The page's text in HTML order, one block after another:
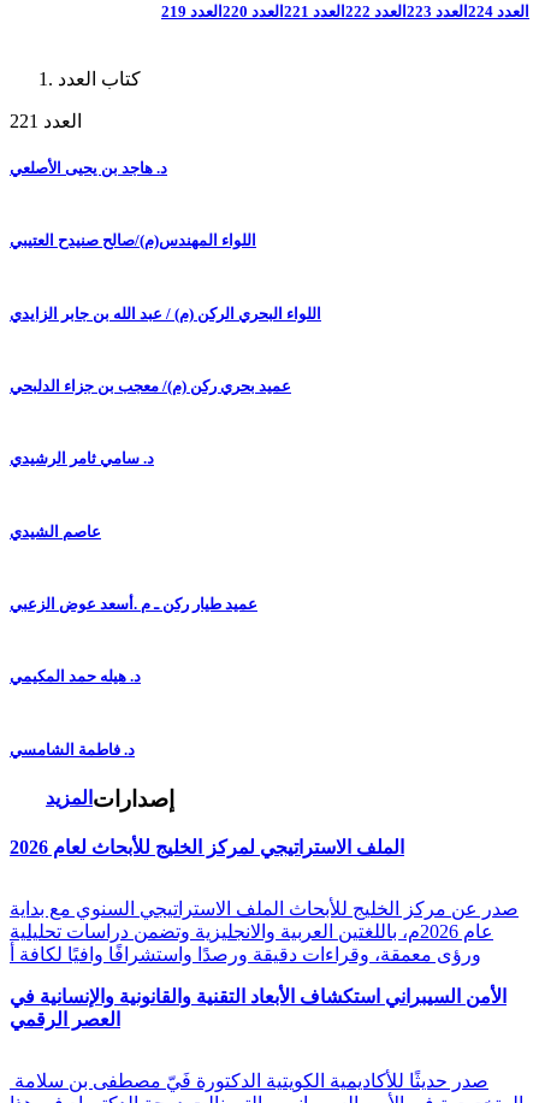
العدد 224 العدد 223 العدد 222 العدد 221 العدد 220 العدد 219
كتاب العدد
العدد 221
د. هاجد بن يحيى الأصلعي
اللواء المهندس(م)/صالح صنيدح العتيبي
اللواء البحري الركن (م) / عبد الله بن جابر الزايدي
عميد بحري ركن (م)/ معجب بن جزاء الدلبحي
د. سامي ثامر الرشيدي
عاصم الشيدي
عميد طيار ركن ـ م .أسعد عوض الزعبي
د. هيله حمد المكيمي
د. فاطمة الشامسي
المزيد إصدارات
الملف الاستراتيجي لمركز الخليج للأبحاث لعام 2026
صدر عن مركز الخليج للأبحاث الملف الاستراتيجي السنوي مع بداية
عام 2026م، باللغتين العربية والانجليزية وتضمن دراسات تحليلية
ورؤى معمقة، وقراءات دقيقة ورصدًا واستشرافًا وافيًا لكافة أ
الأمن السيبراني استكشاف الأبعاد التقنية والقانونية والإنسانية في
العصر الرقمي